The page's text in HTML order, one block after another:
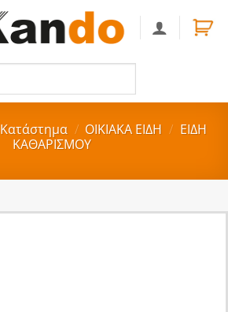
Κατάστημα / ΟΙΚΙΑΚA ΕΙΔΗ / ΕΙΔΗ
ΚΑΘΑΡΙΣΜΟΥ